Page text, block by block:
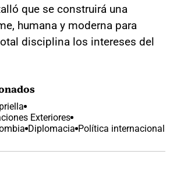
que se construirá una
humana y moderna para
disciplina los intereses del
Exteriores
Diplomacia Política internacional